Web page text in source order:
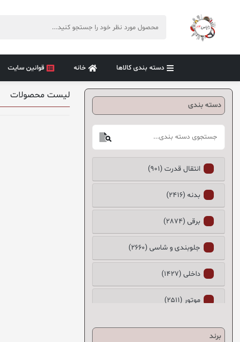
دسته بندی کالاها خانه قوانین سایت
دسته بندی
انتقال قدرت (901)
بدنه (2416)
برقی (2874)
جلوبندی و شاسی (2660)
داخلی (1427)
موتور (2511)
برند
لیست محصولات